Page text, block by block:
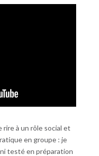
rire à un rôle social et
en groupe : je
ni testé en préparation